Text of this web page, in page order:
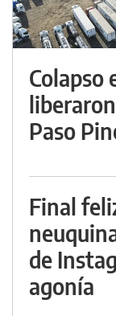
Colapso
Paso
Final
de
agonía